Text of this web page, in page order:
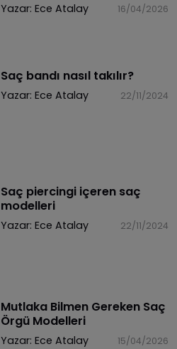
Yazar: Ece Atalay 16/04/2026
​Saç bandı nasıl takılır?
Yazar: Ece Atalay 22/11/2024
​Saç piercingi içeren saç
modelleri
Yazar: Ece Atalay 22/11/2024
Mutlaka Bilmen Gereken Saç
Örgü Modelleri
Yazar: Ece Atalay 15/04/2026